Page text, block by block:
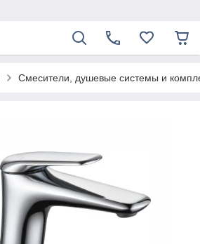
Смесители, душевые системы и